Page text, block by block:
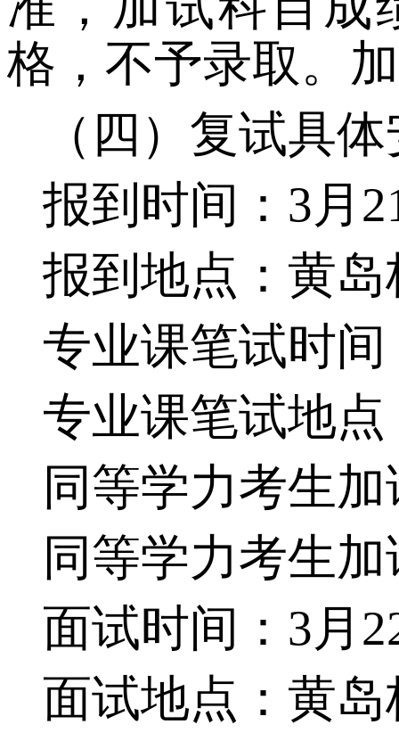
格，不予录取。
（四）复试具
报到时间： 3月
报到地点： 黄岛
专业课笔试时间
专业课笔试地点
同等学力考生
同等学力考生
面试时间： 3月
面试地点： 黄岛